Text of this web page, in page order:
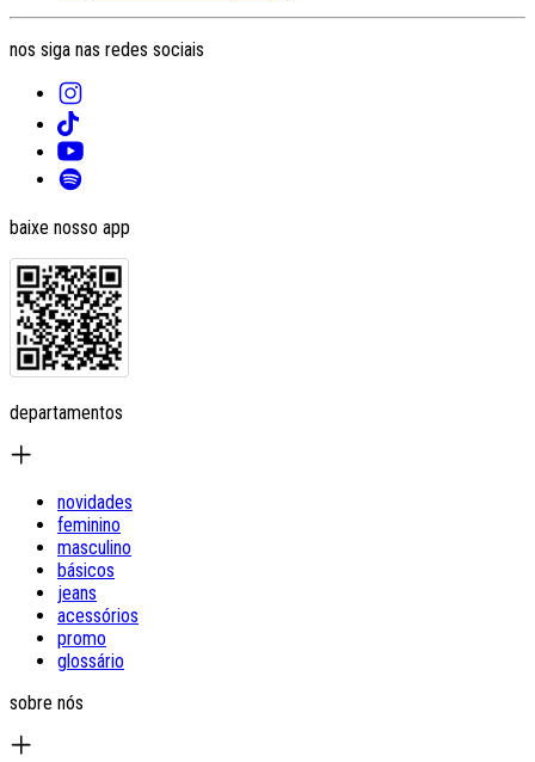
nos siga nas redes sociais
baixe nosso app
departamentos
novidades
feminino
masculino
básicos
jeans
acessórios
promo
glossário
sobre nós